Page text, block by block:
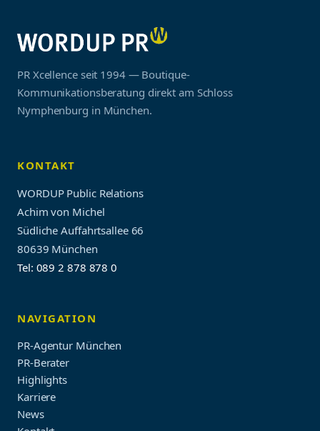
PR Xcellence seit 1994 — Boutique-
Kommunikationsberatung direkt am Schloss
Nymphenburg in München.
KONTAKT
WORDUP Public Relations
Achim von Michel
Südliche Auffahrtsallee 66
80639 München
Tel: 089 2 878 878 0
NAVIGATION
PR-Agentur München
PR-Berater
Highlights
Karriere
News